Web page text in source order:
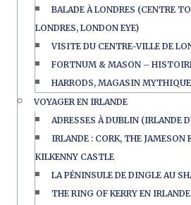
BALADE À LONDRES (CENTRE
LONDRES, LONDON EYE)
VISITE DU CENTRE-VILLE DE
FORTNUM & MASON –
HARRODS, MAGASIN
VOYAGER EN IRLANDE
ADRESSES À DUBLIN (IRLANDE
IRLANDE : CORK, THE JAMESON
KILKENNY CASTLE
LA PÉNINSULE DE DINGLE AU
THE RING OF KERRY EN